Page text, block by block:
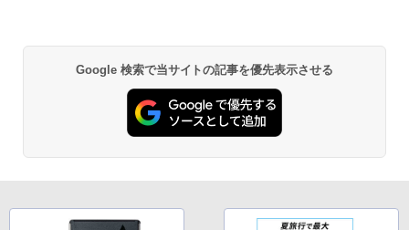
Google 検索で当サイトの記事を優先表示させる